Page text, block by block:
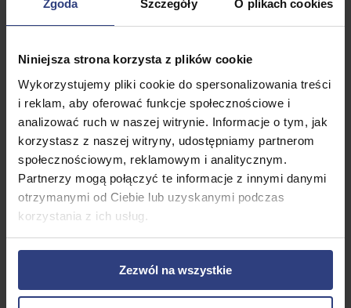
Zgoda Szczegóły O plikach cookies
Niniejsza strona korzysta z plików cookie
Wykorzystujemy pliki cookie do spersonalizowania treści
i reklam, aby oferować funkcje społecznościowe i
analizować ruch w naszej witrynie. Informacje o tym, jak
korzystasz z naszej witryny, udostępniamy partnerom
społecznościowym, reklamowym i analitycznym.
Partnerzy mogą połączyć te informacje z innymi danymi
otrzymanymi od Ciebie lub uzyskanymi podczas
korzystania z ich usług.
Zezwól na wszystkie